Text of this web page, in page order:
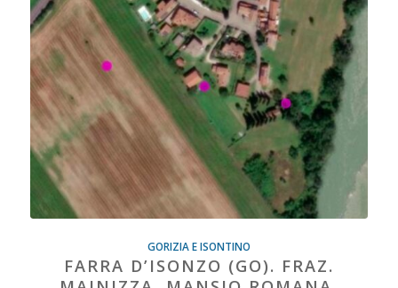
GORIZIA E ISONTINO
FARRA D’ISONZO (GO). FRAZ.